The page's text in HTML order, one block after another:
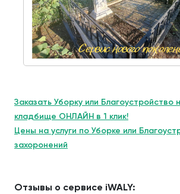
Заказать Уборку или
кладбище ОНЛАЙН в 1 клик!
Цены на услуги по Уборке или
захоронений
Отзывы о сервисе iWALY: